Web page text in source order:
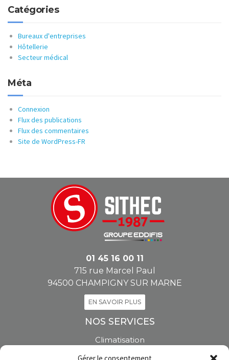
Catégories
Bureaux d'entreprises
Hôtellerie
Secteur médical
Méta
Connexion
Flux des publications
Flux des commentaires
Site de WordPress-FR
01 45 16 00 11
715 rue Marcel Paul
94500 CHAMPIGNY SUR MARNE
EN SAVOIR PLUS
NOS SERVICES
Climatisation